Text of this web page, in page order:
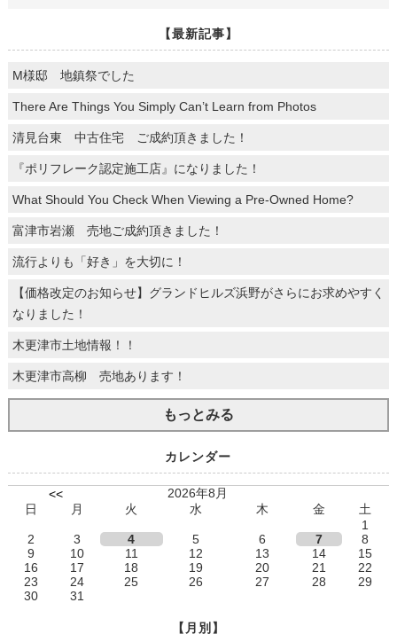
【最新記事】
M様邸 地鎮祭でした
There Are Things You Simply Can’t Learn from Photos
清見台東 中古住宅 ご成約頂きました！
『ポリフレーク認定施工店』になりました！
What Should You Check When Viewing a Pre-Owned Home?
富津市岩瀬 売地ご成約頂きました！
流行よりも「好き」を大切に！
【価格改定のお知らせ】グランドヒルズ浜野がさらにお求めやすく
なりました！
木更津市土地情報！！
木更津市高柳 売地あります！
もっとみる
カレンダー
<<
2026年8月
日
月 火 水 木 金
土
1
2
3 4 5 6 7
8
9
10 11 12 13 14
15
16
17 18 19 20 21
22
23
24 25 26 27 28
29
30
31
【月別】